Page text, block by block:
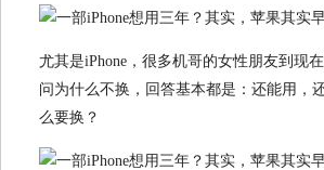
尤其是iPhone，很多机哥的女性朋友到现在
问为什么不换，回答基本都是：还能用，
么要换？